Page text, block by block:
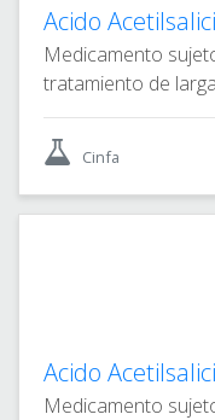
Acido
Medicamento
tratamiento de
Cinfa
Acido
Medicamento